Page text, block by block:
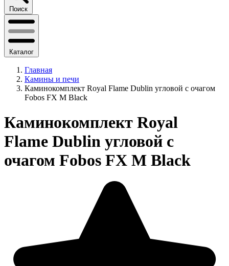
Поиск
Каталог
Главная
Камины и печи
Каминокомплект Royal Flame Dublin угловой с очагом
Fobos FX M Black
Каминокомплект Royal
Flame Dublin угловой с
очагом Fobos FX M Black